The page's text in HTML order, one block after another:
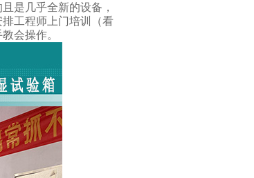
是几乎全新的设备，
工程师上门培训（看
会操作。